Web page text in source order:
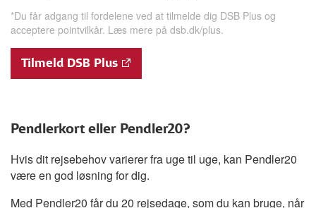
*Du får adgang til fordelene ved at tilmelde dig DSB Plus og
acceptere pointvilkår. Læs mere på dsb.dk/plus.
Tilmeld DSB Plus
Pendlerkort eller Pendler20?
Hvis dit rejsebehov varierer fra uge til uge, kan Pendler20
være en god løsning for dig.
Med Pendler20 får du 20 rejsedage, som du kan bruge, når